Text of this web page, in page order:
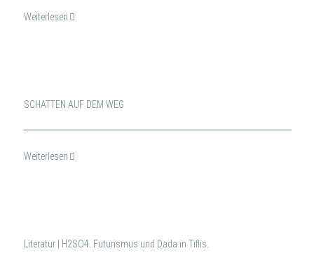
Weiterlesen
SCHATTEN AUF DEM WEG
Weiterlesen
Literatur | H2SO4. Futurismus und Dada in Tiflis.